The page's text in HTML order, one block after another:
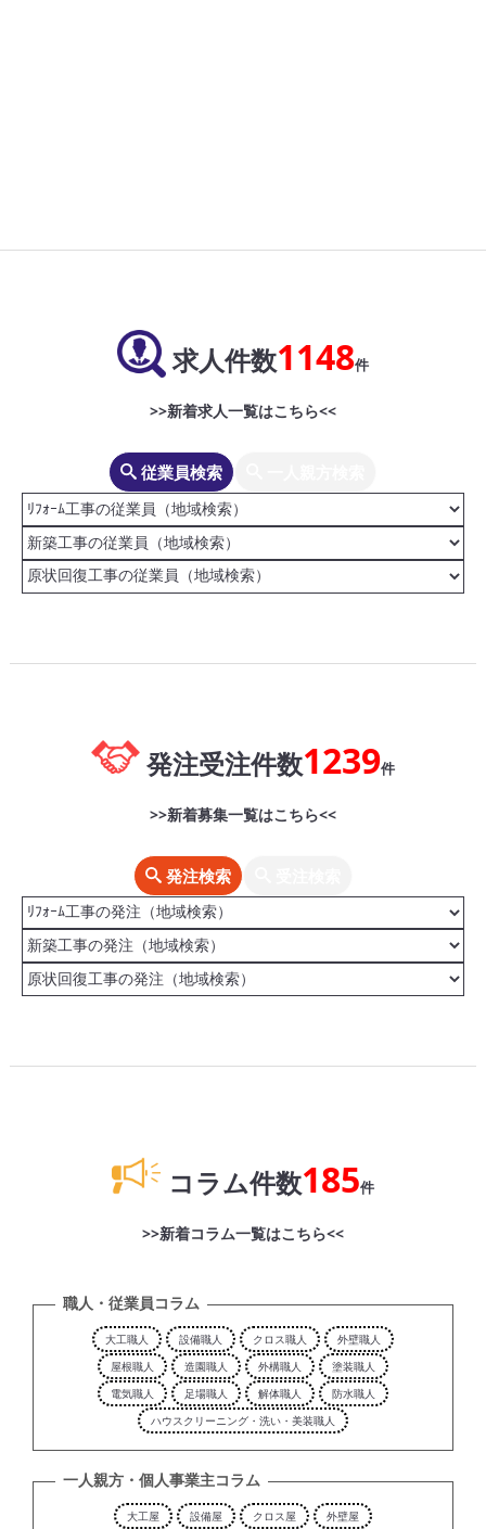
求人件数1148件
>>新着求人一覧はこちら<<
従業員検索
発注受注件数1239件
>>新着募集一覧はこちら<<
発注検索
コラム件数185件
>>新着コラム一覧はこちら<<
職人・従業員コラム
大工職人 設備職人 クロス職人
外壁職人
屋根職人
造園職人 外構職人
塗装職人
電気職人
足場職人 解体職人
防水職人
ハウスクリーニング・洗い・美装職人
一人親方・個人事業主コラム
大工屋 設備屋 クロス屋 外壁屋